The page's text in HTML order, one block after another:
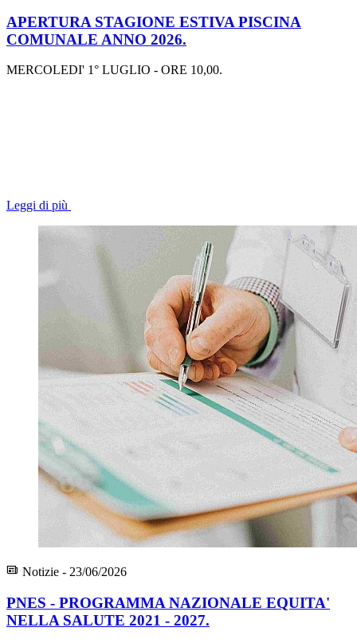
APERTURA STAGIONE ESTIVA PISCINA
COMUNALE ANNO 2026.
MERCOLEDI' 1° LUGLIO - ORE 10,00.
Leggi di più
Notizie - 23/06/2026
PNES - PROGRAMMA NAZIONALE EQUITA'
NELLA SALUTE 2021 - 2027.